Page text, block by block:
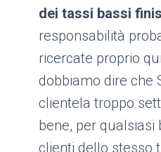
dei tassi bassi
responsabilità
ricercate proprio
dobbiamo dire che
clientela troppo
bene, per qualsiasi
clienti dello stesso